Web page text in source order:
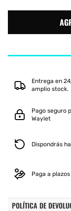
CINTA
50M
DE
50M
Entrega en
amplio stock.
Pago seguro
Waylet
Dispondrás
Paga a
POLÍTICA DE